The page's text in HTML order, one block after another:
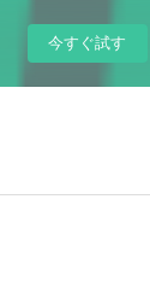
今すぐ試す